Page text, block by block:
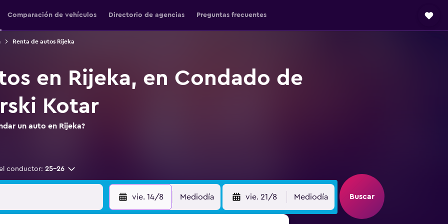
Comparación de vehículos Directorio de agencias Preguntas frecuentes
Renta de autos Rijeka
en Rijeka, en Condado de
Kotar
un auto en Rijeka?
conductor: 25-26
vie. 14/8 Mediodía vie. 21/8 Mediodía Buscar